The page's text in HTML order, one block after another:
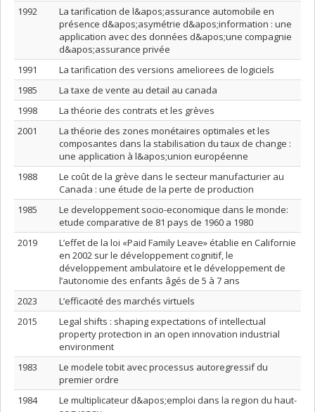
1992
La tarification de l&apos;assurance automobile en
présence d&apos;asymétrie d&apos;information : une
application avec des données d&apos;une compagnie
d&apos;assurance privée
1991
La tarification des versions ameliorees de logiciels
1985
La taxe de vente au detail au canada
1998
La théorie des contrats et les grèves
2001
La théorie des zones monétaires optimales et les
composantes dans la stabilisation du taux de change :
une application à l&apos;union européenne
1988
Le coût de la grève dans le secteur manufacturier au
Canada : une étude de la perte de production
1985
Le developpement socio-economique dans le monde:
etude comparative de 81 pays de 1960 a 1980
2019
L’effet de la loi «Paid Family Leave» établie en Californie
en 2002 sur le développement cognitif, le
développement ambulatoire et le développement de
l’autonomie des enfants âgés de 5 à 7 ans
2023
L’efficacité des marchés virtuels
2015
Legal shifts : shaping expectations of intellectual
property protection in an open innovation industrial
environment
1983
Le modele tobit avec processus autoregressif du
premier ordre
1984
Le multiplicateur d&apos;emploi dans la region du haut-